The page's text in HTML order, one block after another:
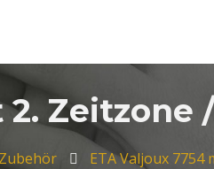
2. Zeitzone
ETA Valjoux 7754